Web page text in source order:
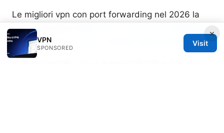
Le migliori vpn con port forwarding nel 2026 la
guida completa
用技巧，適用於 macOS 的最佳方案與注意事項
×
VPN
SPONSORED
Visit